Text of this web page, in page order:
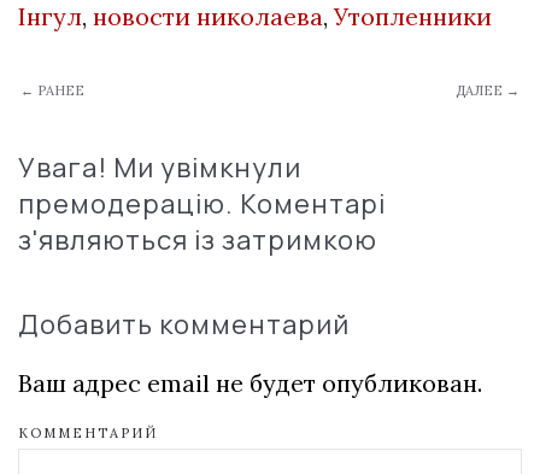
Інгул, новости николаева,Утопленники
← РАНЕЕ ДАЛЕЕ →
Увага! Ми увімкнули
премодерацію. Коментарі
з'являються із затримкою
Добавить комментарий
Ваш адрес email не будет опубликован.
КОММЕНТАРИЙ